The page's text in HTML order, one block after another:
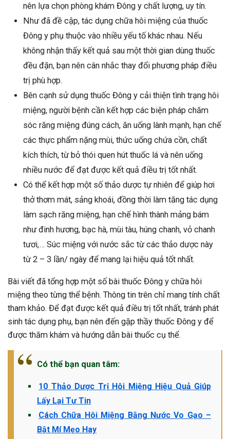
nên lựa chọn phòng khám Đông y chất lượng, uy tín.
Như đã đề cập, tác dụng chữa hôi miệng của thuốc
Đông y phụ thuộc vào nhiều yếu tố khác nhau. Nếu
không nhận thấy kết quả sau một thời gian dùng thuốc
đều đặn, bạn nên cân nhắc thay đổi phương pháp điều
trị phù hợp.
Bên cạnh sử dụng thuốc Đông y cải thiện tình trạng hôi
miệng, người bệnh cần kết hợp các biện pháp chăm
sóc răng miệng đúng cách, ăn uống lành mạnh, hạn chế
các thực phẩm nặng mùi, thức uống chứa cồn, chất
kích thích, từ bỏ thói quen hút thuốc lá và nên uống
nhiều nước để đạt được kết quả điều trị tốt nhất.
Có thể kết hợp một số thảo dược tự nhiên để giúp hơi
thở thơm mát, sảng khoái, đồng thời làm tăng tác dụng
làm sạch răng miệng, hạn chế hình thành mảng bám
như đinh hương, bạc hà, mùi tàu, húng chanh, vỏ chanh
tươi,… Súc miệng với nước sắc từ các thảo dược này
từ 2 – 3 lần/ ngày để mang lại hiệu quả tốt nhất.
Bài viết đã tổng hợp một số bài thuốc Đông y chữa hôi
miệng theo từng thể bệnh. Thông tin trên chỉ mang tính chất
tham khảo. Để đạt được kết quả điều trị tốt nhất, tránh phát
sinh tác dụng phụ, bạn nên đến gặp thầy thuốc Đông y để
được thăm khám và hướng dẫn bài thuốc cụ thể.
Có thể bạn quan tâm:
10 Thảo Dược Trị Hôi Miệng Hiệu Quả Giúp
Lấy Lại Tự Tin
Cách Chữa Hôi Miệng Bằng Nước Vo Gạo –
Bật Mí Mẹo Hay